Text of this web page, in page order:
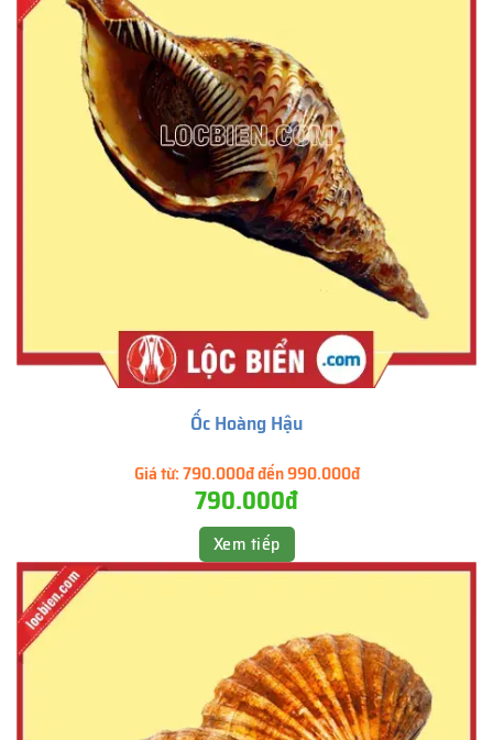
Ốc Hoàng Hậu
Giá từ:790.000đ đến 990.000đ
790.000đ
Xem tiếp